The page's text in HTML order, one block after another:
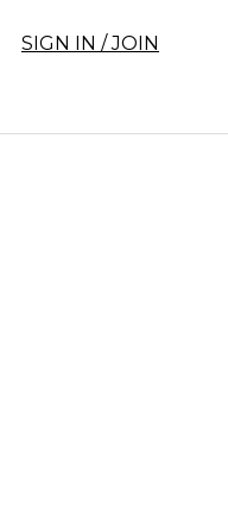
SIGN IN / JOIN